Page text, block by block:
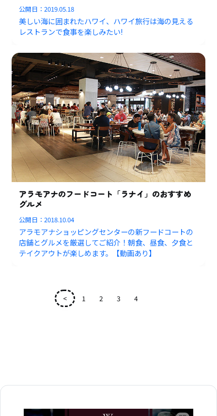
公開日：2019.05.18
美しい海に囲まれたハワイ、ハワイ旅行は海の見える
レストランで食事を楽しみたい!
アラモアナのフードコート「ラナイ」のおすすめ
グルメ
公開日：2018.10.04
アラモアナショッピングセンターの新フードコートの
店舗とグルメを厳選してご紹介！朝食、昼食、夕食と
テイクアウトが楽しめます。【動画あり】
< 1 2 3 4